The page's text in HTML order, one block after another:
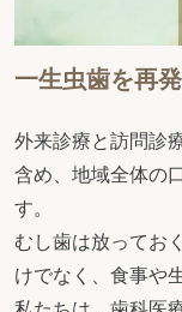
一生虫歯を再
外来診療と訪問診
含め、地域全体の
す。
むし歯は放ってお
けでなく、食事や